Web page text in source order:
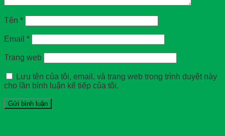
Tên *
Email *
Trang web
Lưu tên của tôi, email, và trang web trong trình duyệt này
cho lần bình luận kế tiếp của tôi.